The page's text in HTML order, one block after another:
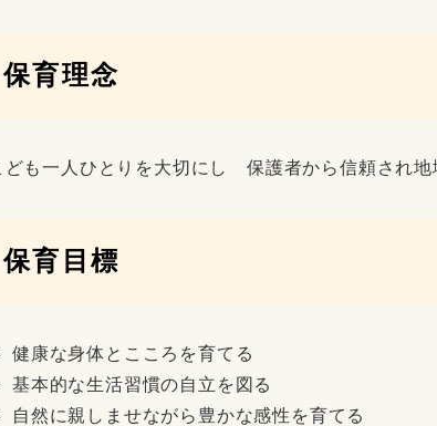
保育理念
も一人ひとりを大切にし 保護者から信頼され
保育目標
健康な身体とこころを育てる
基本的な生活習慣の自立を図る
自然に親しませながら豊かな感性を育てる